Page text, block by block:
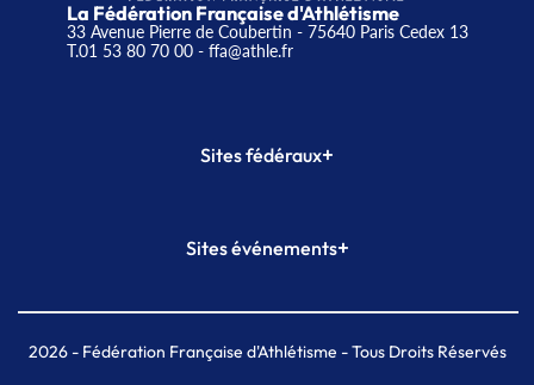
La Fédération Française d'Athlétisme
33 Avenue Pierre de Coubertin - 75640 Paris Cedex 13
T.01 53 80 70 00- ffa@athle.fr
Sites fédéraux+
Plateforme Formation
Sites événements+
Meeting de Paris indoor
MAIF Ekiden de Paris
2026- Fédération Française d'Athlétisme - Tous Droits Réservés